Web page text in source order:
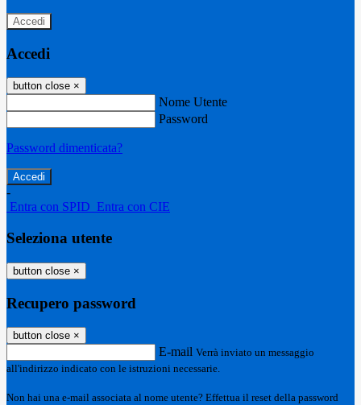
Accedi
Accedi
button close ×
Nome Utente
Password
Password dimenticata?
-
Entra con SPID Entra con CIE
Seleziona utente
button close ×
Recupero password
button close ×
E-mail Verrà inviato un messaggio
all'indirizzo indicato con le istruzioni necessarie.
Non hai una e-mail associata al nome utente? Effettua il reset della password